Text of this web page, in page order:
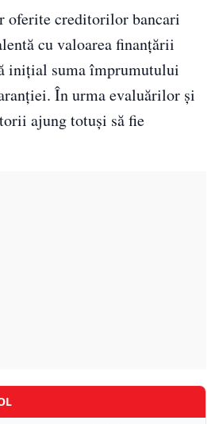
oferite creditorilor bancari
cu valoarea finanțării
inițial suma împrumutului
În urma evaluărilor și
ajung totuși să fie